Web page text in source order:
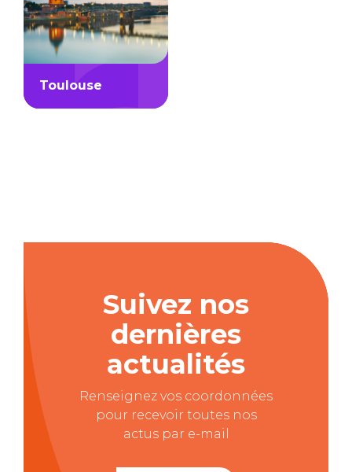
Toulouse
Suivez nos
dernières
actualités
Renseignez vos coordonnées
pour recevoir toutes nos
actus par e-mail